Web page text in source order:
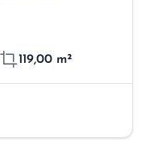
119,00 m²